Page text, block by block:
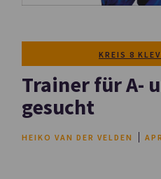
KREIS 8
Trainer für A-
gesucht
HEIKO VAN DER VELDEN